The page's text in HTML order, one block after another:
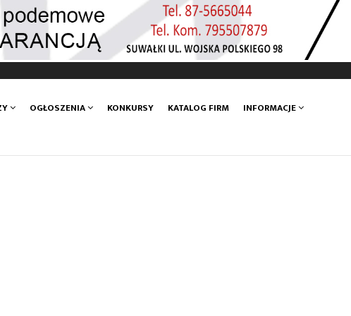
OGŁOSZENIA KONKURSY KATALOG FIRM INFORMACJE